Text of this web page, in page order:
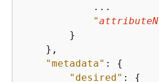
            ...
"attributeN
        }
    },
"metadata" : {
"desired" : {